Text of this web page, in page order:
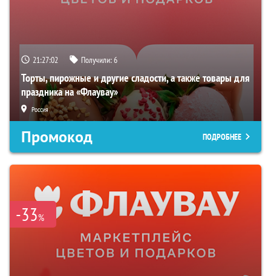
21:27:01 Получили:6
Торты, пирожные и другие сладости, а также товары для
праздника на «Флаувау»
Россия
Промокод ПОДРОБНЕЕ
-33%